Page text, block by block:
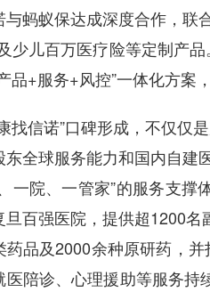
与蚂蚁保达成深度合作，联
少儿百万医疗险等定制产
品+服务+风控”一体化方案
信诺”口碑形成，不仅仅
东全球服务能力和国内自建
一院、一管家”的服务支
旦百强医院，提供超1200
药品及2000余种原研药，
陪诊、心理援助等服务持